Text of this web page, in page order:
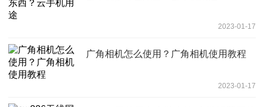
2023-01-17
广角相机怎么使用？广角相机使用教程
2023-01-17